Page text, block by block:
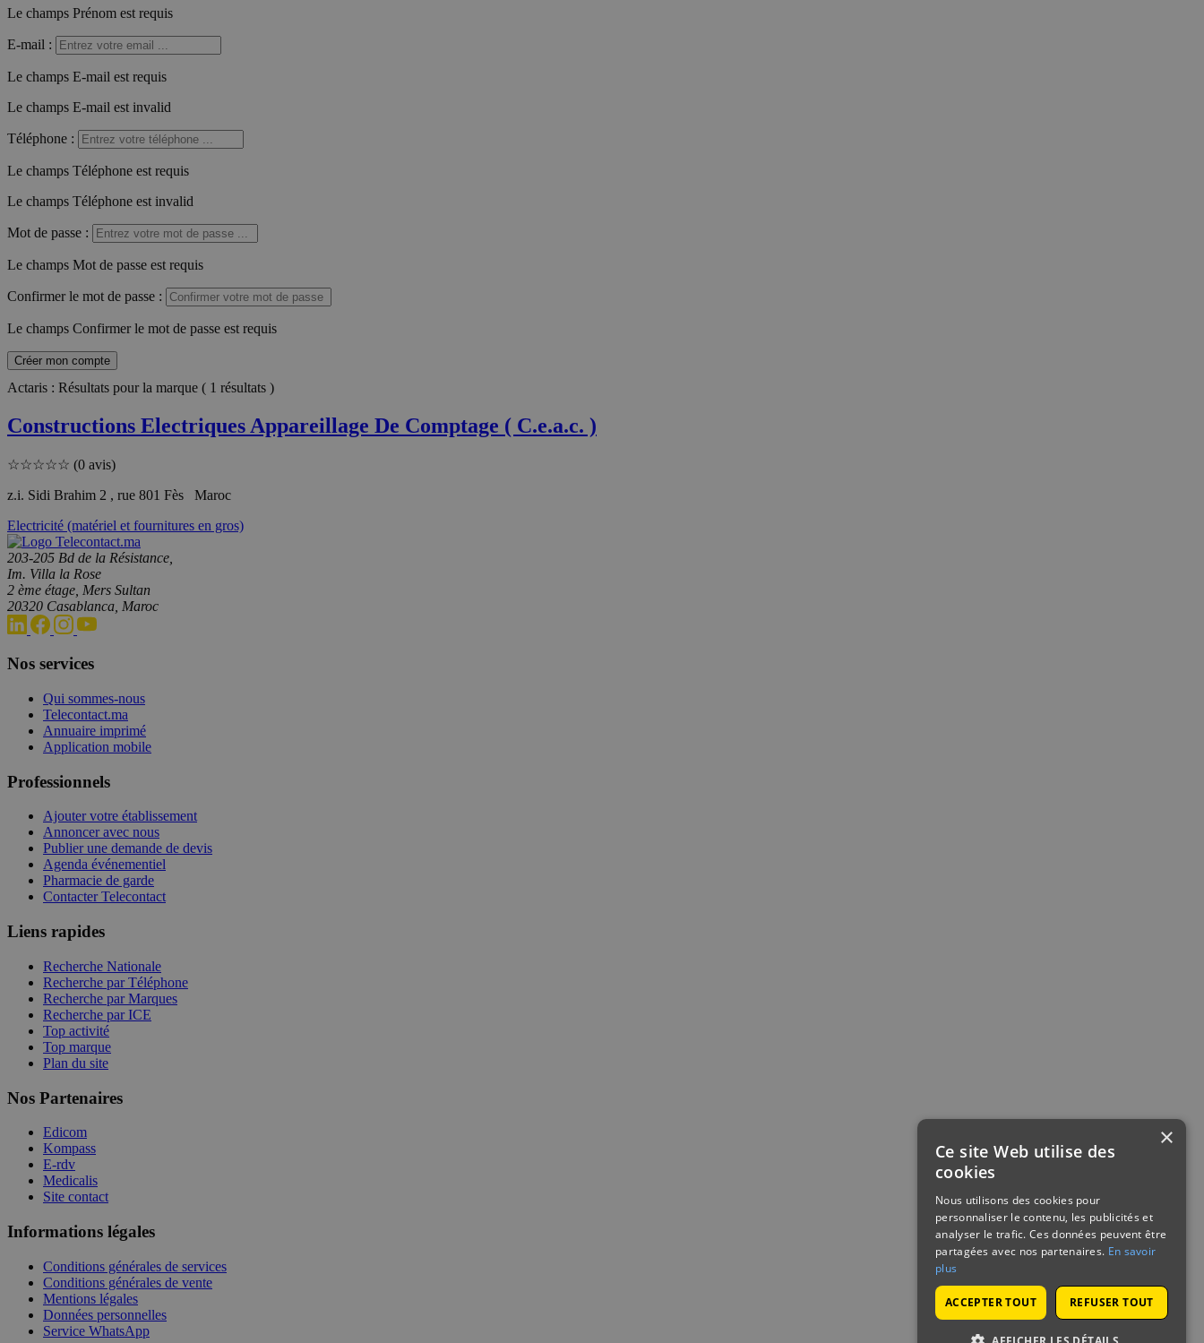
Le champs Prénom est requis
E-mail :
Le champs E-mail est requis
Le champs E-mail est invalid
Téléphone :
Le champs Téléphone est requis
Le champs Téléphone est invalid
Mot de passe :
Le champs Mot de passe est requis
Confirmer le mot de passe :
Le champs Confirmer le mot de passe est requis
Créer mon compte
Actaris : Résultats pour la marque ( 1 résultats )
Constructions Electriques Appareillage De Comptage ( C.e.a.c. )
☆☆☆☆☆ (0 avis)
z.i. Sidi Brahim 2 , rue 801 Fès Maroc
Electricité (matériel et fournitures en gros)
203-205 Bd de la Résistance,
Im. Villa la Rose
2 ème étage, Mers Sultan
20320 Casablanca, Maroc
Nos services
Qui sommes-nous
Telecontact.ma
Annuaire imprimé
Application mobile
Professionnels
Ajouter votre établissement
Annoncer avec nous
Publier une demande de devis
Agenda événementiel
Pharmacie de garde
Contacter Telecontact
Liens rapides
Recherche Nationale
Recherche par Téléphone
Recherche par Marques
Recherche par ICE
Top activité
Top marque
Plan du site
Nos Partenaires
Edicom
Kompass
E-rdv
Medicalis
Site contact
Informations légales
Conditions générales de services
Conditions générales de vente
Mentions légales
Données personnelles
Service WhatsApp
×
Ce site Web utilise des
cookies
Nous utilisons des cookies pour
personnaliser le contenu, les publicités et
analyser le trafic. Ces données peuvent être
partagées avec nos partenaires. En savoir
plus
ACCEPTER TOUT REFUSER TOUT